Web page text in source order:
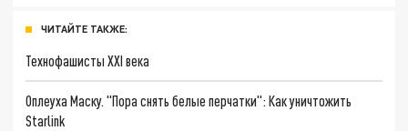
ЧИТАЙТЕ ТАКЖЕ:
Технофашисты XXI века
Оплеуха Маску. "Пора снять белые перчатки": Как уничтожить
Starlink